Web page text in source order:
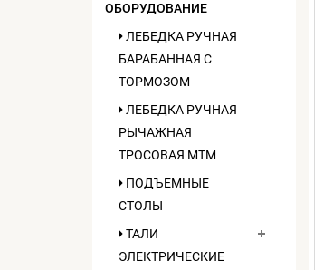
ОБОРУДОВАНИЕ
ЛЕБЕДКА РУЧНАЯ
БАРАБАННАЯ С
ТОРМОЗОМ
ЛЕБЕДКА РУЧНАЯ
РЫЧАЖНАЯ
ТРОСОВАЯ МТМ
ПОДЪЕМНЫЕ
СТОЛЫ
ТАЛИ
ЭЛЕКТРИЧЕСКИЕ